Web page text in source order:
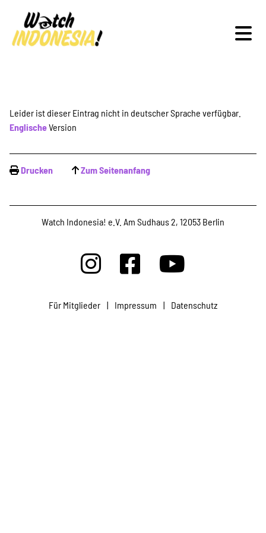
Schwerpunkte
Veranstaltungen
Publikationen
Projekte
Leider ist dieser Eintrag nicht in deutscher Sprache verfügbar.
EnglischeVersion
Drucken Zum Seitenanfang
Watch Indonesia! e.V. Am Sudhaus 2, 12053 Berlin
Für Mitglieder | Impressum | Datenschutz